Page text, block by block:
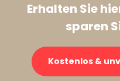
Erhalten Sie
sparen
Kostenlos &